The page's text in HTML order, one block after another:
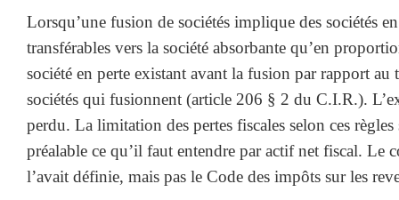
Lorsqu’une fusion de sociétés implique des sociétés
transférables vers la société absorbante qu’en
société en perte existant avant la fusion par rapport au
sociétés qui fusionnent (article 206 § 2 du C.I.R.).
perdu. La limitation des pertes fiscales selon ces
préalable ce qu’il faut entendre par actif net fiscal. Le
l’avait définie, mais pas le Code des impôts sur les